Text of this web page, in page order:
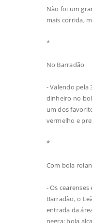
Não foi um
mais corrida,
*
No Barradão
- Valendo pela
dinheiro no
um dos
vermelho e
*
Com bola
- Os
Barradão, o
entrada da
negra: bola